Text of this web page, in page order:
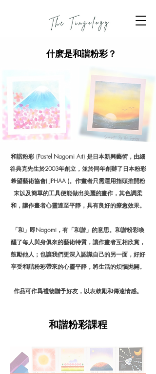
什麽是和諧粉彩？
和諧粉彩 (Pastel Nagomi Art) 是日本新興藝術，由細
谷典克先生於2003年創立，並於同年創辦了日本粉彩
希望藝術協會( JPHAA )。作畫者只需運用指頭推開粉
末以及簡單的工具便能做出美麗的畫作，其色調柔
和，讓作畫者心靈達至平靜，具有良好的療愈效果。
「和」即Nagomi，有「和諧」的意思。和諧粉彩喚
醒了每人與身俱來的藝術特質，讓作畫者互相欣賞，
鼓勵他人；也讓我們更深入認識自己的另一面，好好
享受和諧粉彩帶來的心靈平靜，將生活的煩惱抛開。
作品可作爲禮物贈予好友，以表鼓勵和傳達情感。
和諧粉彩課程